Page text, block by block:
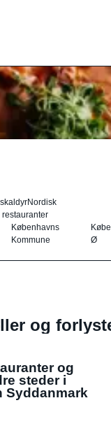
Nordisk
Københavns
Kommune
Ø
og
og
steder i
Syddanmark